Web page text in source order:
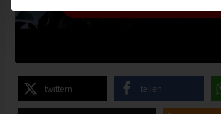
twittern teilen